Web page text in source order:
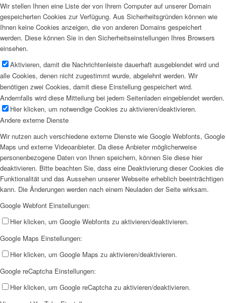
Wir stellen Ihnen eine Liste der von Ihrem Computer auf unserer Domain
gespeicherten Cookies zur Verfügung. Aus Sicherheitsgründen können wie
Ihnen keine Cookies anzeigen, die von anderen Domains gespeichert
werden. Diese können Sie in den Sicherheitseinstellungen Ihres Browsers
einsehen.
Aktivieren, damit die Nachrichtenleiste dauerhaft ausgeblendet wird und
alle Cookies, denen nicht zugestimmt wurde, abgelehnt werden. Wir
benötigen zwei Cookies, damit diese Einstellung gespeichert wird.
Andernfalls wird diese Mitteilung bei jedem Seitenladen eingeblendet werden.
Hier klicken, um notwendige Cookies zu aktivieren/deaktivieren.
Andere externe Dienste
Wir nutzen auch verschiedene externe Dienste wie Google Webfonts, Google
Maps und externe Videoanbieter. Da diese Anbieter möglicherweise
personenbezogene Daten von Ihnen speichern, können Sie diese hier
deaktivieren. Bitte beachten Sie, dass eine Deaktivierung dieser Cookies die
Funktionalität und das Aussehen unserer Webseite erheblich beeinträchtigen
kann. Die Änderungen werden nach einem Neuladen der Seite wirksam.
Google Webfont Einstellungen:
Hier klicken, um Google Webfonts zu aktivieren/deaktivieren.
Google Maps Einstellungen:
Hier klicken, um Google Maps zu aktivieren/deaktivieren.
Google reCaptcha Einstellungen:
Hier klicken, um Google reCaptcha zu aktivieren/deaktivieren.